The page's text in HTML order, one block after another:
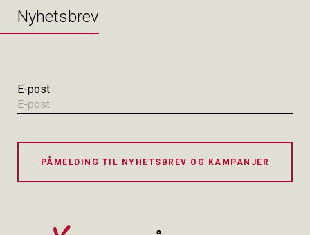
Nyhetsbrev
E-post
PÅMELDING TIL NYHETSBREV OG KAMPANJER